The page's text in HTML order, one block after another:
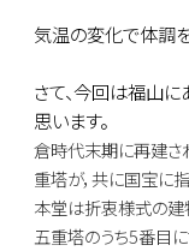
気温の変化で体調を
さて、今回は福山
思います。
倉時代末期に再建
重塔が，共に国宝に
本堂は折衷様式の建
五重塔のうち5番目に